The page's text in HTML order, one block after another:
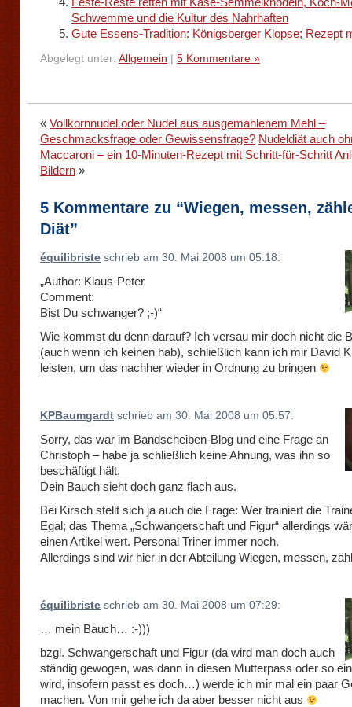
Schwemme und die Kultur des Nahrhaften
Gute Essens-Tradition: Königsberger Klopse; Rezept
Abgelegt unter: Allgemein 5 Kommentare »
« Vollkornnudel oder Nudel aus ausgemahlenem Mehl –
Geschmacksfrage oder Gewissensfrage? Nudeldiät auch
Maccaroni – ein 10-Minuten-Rezept mit Schritt-für-Schritt
Bildern »
5 Kommentare zu “Wiegen, messen,
Diät”
équilibriste schrieb am 30. Mai 2008 um 05:18:
„Author: Klaus-Peter
Comment:
Bist Du schwanger? ;-)“
Wie kommst du denn darauf? Ich versau mir doch nicht die
(auch wenn ich keinen hab), schließlich kann ich mir David
leisten, um das nachher wieder in Ordnung zu bringen
KPBaumgardt schrieb am 30. Mai 2008 um 05:57:
Sorry, das war im Bandscheiben-Blog und eine Frage an
Christoph – habe ja schließlich keine Ahnung, was ihn so
beschäftigt hält.
Dein Bauch sieht doch ganz flach aus.
Bei Kirsch stellt sich ja auch die Frage: Wer trainiert die
Egal; das Thema „Schwangerschaft und Figur“ allerdings
einen Artikel wert. Personal Triner immer noch.
Allerdings sind wir hier in der Abteilung Wiegen, messen,
équilibriste schrieb am 30. Mai 2008 um 07:29:
… mein Bauch… :-)))
bzgl. Schwangerschaft und Figur (da wird man doch auch
ständig gewogen, was dann in diesen Mutterpass oder so
wird, insofern passt es doch…) werde ich mir mal ein paar
machen. Von mir gehe ich da aber besser nicht aus